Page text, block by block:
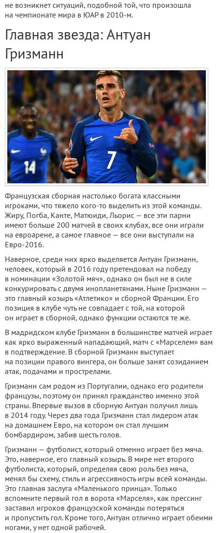
не возникнет ситуаций, подобной той, что произошла
на чемпионате мира в ЮАР в 2010-м.
Главная звезда: Антуан
Гризманн
Французская сборная настолько богата классными
игроками, что тяжело кого-то выделить из этой команды.
Жиру, Погба, Канте, Матюиди, Льорис — все эти парни
имеют больше 200 матчей в своих клубах, все они играли
на евроарене, а самое главное — все они выступали на
Евро-2016.
Наверное, среди них ярко выделяется Антуан Гризманн,
человек, который в 2016 году претендовал на победу
в номинации «Золотой мяч», однако он был не в силе
конкурировать с двумя инопланетянами. Ныне Гризманн —
это главный козырь «Атлетико» и сборной Франции. Его
позиция в клубе чуть не совпадает с той, на которой
он играет в сборной, однако функции остаются те же.
В мадридском клубе Гризманн в большинстве матчей играет
как ярко выраженный нападающий, матч с «Марселем» вам
в подтверждение. В сборной Гризманн выступает
на позиции правого вингера, он больше занят созиданием
атак, подачами и прострелами.
Гризманн сам родом из Португалии, однако его родители
французы, поэтому он принял гражданство именно этой
страны. Впервые вызов в сборную Антуан получил лишь
в 2014 году. Через два года Гризманн стал лидером атак
на домашнем Евро, на котором он стал лучшим
бомбардиром, забив шесть голов.
Гризманн — футболист, который отменно играет без мяча.
Это, наверное, его главный козырь. В мире нет второго
футболиста, который, определяя свою роль без мяча,
менял бы схему, стиль и агрессивность игры всей команды.
Это главная заслуга «Маленького принца». Только
вспомните первый гол в ворота «Марселя», как прессинг
заставил игроков французской команды потеряться
и пропустить гол. Кроме того, Антуан отлично играет обеими
ногами, у нет одной рабочей.